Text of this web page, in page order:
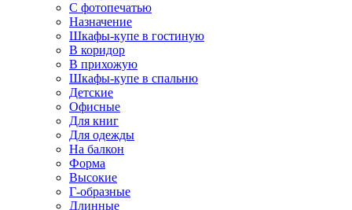
С фотопечатью
Назначение
Шкафы-купе в гостиную
В коридор
В прихожую
Шкафы-купе в спальню
Детские
Офисные
Для книг
Для одежды
На балкон
Форма
Высокие
Г-образные
Длинные